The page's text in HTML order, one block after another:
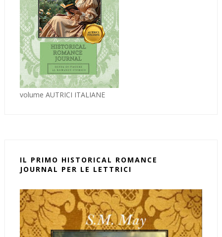
volume AUTRICI ITALIANE
IL PRIMO HISTORICAL ROMANCE
JOURNAL PER LE LETTRICI